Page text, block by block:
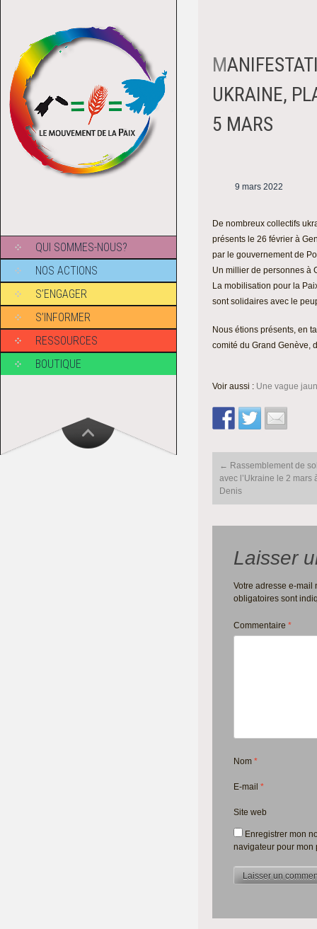
QUI SOMMES-NOUS?
NOS ACTIONS
S’ENGAGER
S’INFORMER
RESSOURCES
BOUTIQUE
MANIFESTATION CONTRE LA GUERRE, ET POUR LA PAIX EN
UKRAINE,
5 MARS
9 mars 2022
De nombreux collectifs
présents le 26 février à
par le gouvernement de
Un millier de personnes à
La mobilisation pour la
sont solidaires avec le
Nous étions présents, en
comité du Grand Genève,
Voir aussi : Une vague
Post
navigation
← Rassemblement de
avec l’Ukraine le 2 mars
Denis
Laisser
Votre adresse e-mail
obligatoires sont
Commentaire *
Nom *
E-mail *
Site web
Enregistrer mon
navigateur pour mon